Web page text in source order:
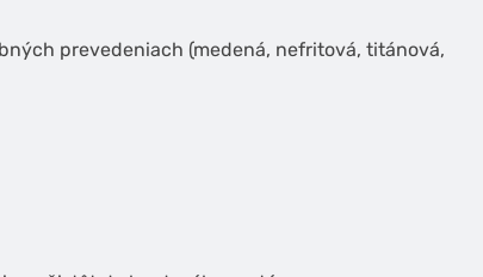
prevedeniach (medená, nefritová, titánová,